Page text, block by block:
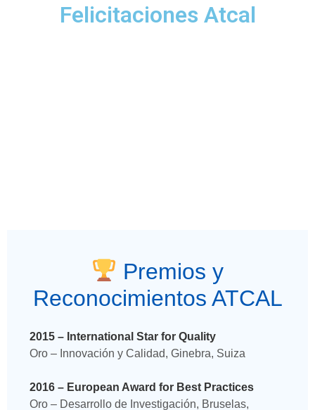
Felicitaciones Atcal
Premios y
Reconocimientos ATCAL
2015 – International Star for Quality
Oro – Innovación y Calidad, Ginebra, Suiza
2016 – European Award for Best Practices
Oro – Desarrollo de Investigación, Bruselas,